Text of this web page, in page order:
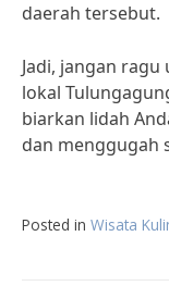
daerah tersebut.
Jadi, jangan
lokal
biarkan lidah
dan menggugah
Posted in Wisata